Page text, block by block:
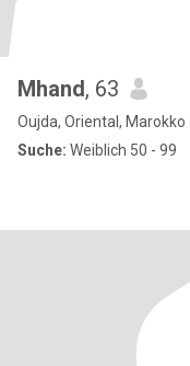
Mhand, 63
Oujda, Oriental, Marokko
Suche: Weiblich 50 - 99